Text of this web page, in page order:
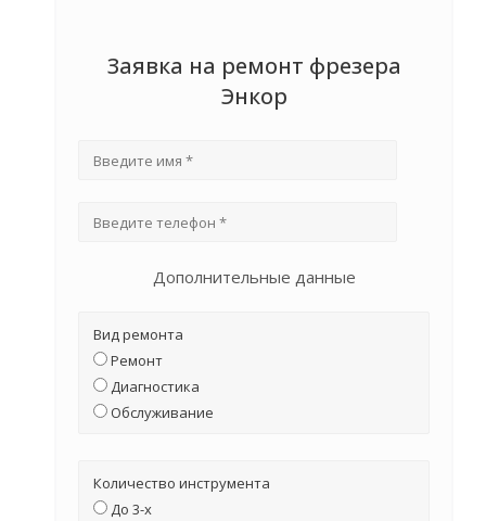
Заявка на ремонт фрезера
Энкор
Дополнительные данные
Вид ремонта
Ремонт
Диагностика
Обслуживание
Количество инструмента
До 3-х